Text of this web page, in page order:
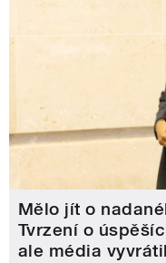
Mělo jít o
Tvrzení o
ale média